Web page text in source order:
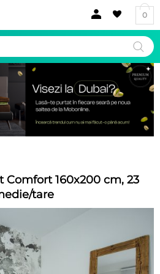
0
Comfort 160x200 cm, 23
tare